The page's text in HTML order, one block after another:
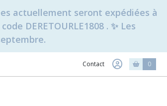
actuellement seront expédiées à
DERETOURLE1808 . ✨ Les
Contact 0